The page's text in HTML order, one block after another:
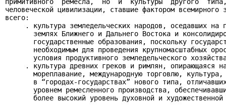
человеческой цивилизации, ставшие фактором
всего:
. культура земледельческих народов, оседавших на
землях Ближнего и Дальнего Востока и
государственные образования, поскольку
необходимым для проведения крупномасштабных
условия продуктивного земледельческого
. культура древних греков и римлян, опирающаяся
мореплавание, международную торговлю,
в “городах-государствах” нового типа,
уровнем ремесленного производства,
более высокий уровень духовной и художественной